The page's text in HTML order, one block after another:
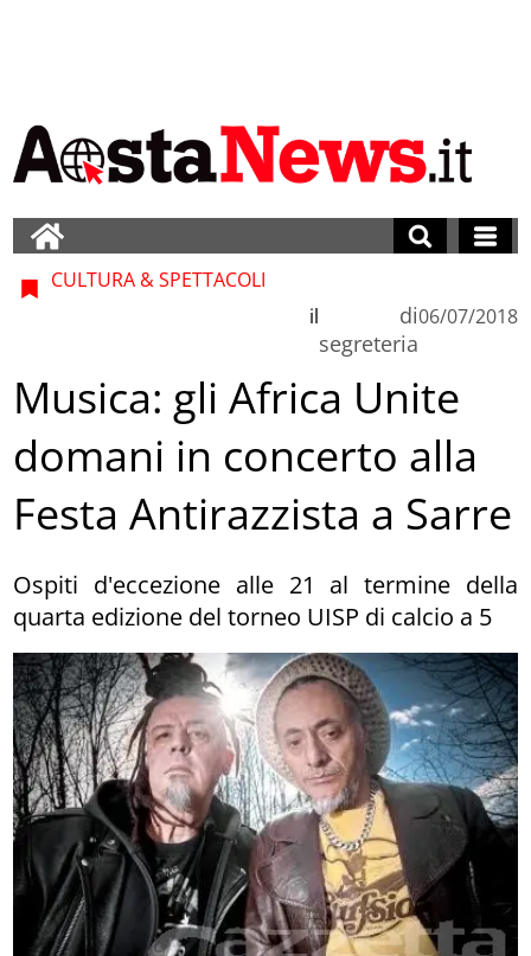
CULTURA & SPETTACOLI
di
segreteria
il 06/07/2018
Musica: gli Africa Unite
domani in concerto alla
Festa Antirazzista a Sarre
Ospiti d'eccezione alle 21 al termine della
quarta edizione del torneo UISP di calcio a 5